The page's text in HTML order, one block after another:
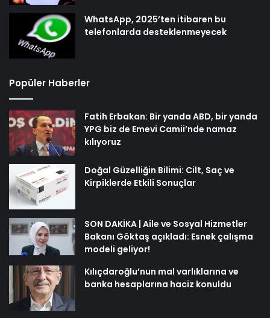
WhatsApp, 2025’ten itibaren bu
telefonlarda desteklenmeyecek
Popüler Haberler
Fatih Erbakan: Bir yanda ABD, bir yanda
YPG biz de Emevi Camii’nde namaz
kılıyoruz
Doğal Güzelliğin Bilimi: Cilt, Saç ve
Kirpiklerde Etkili Sonuçlar
SON DAKİKA | Aile ve Sosyal Hizmetler
Bakanı Göktaş açıkladı: Esnek çalışma
modeli geliyor!
Kılıçdaroğlu’nun mal varlıklarına ve
banka hesaplarına haciz konuldu